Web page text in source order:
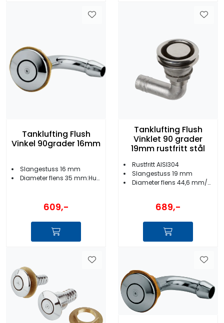
Tanklufting Flush
Vinkel 90grader 16mm
Slangestuss 16 mm
Diameter flens 35 mm:Hulldiameter 26 mm
609,-
Tanklufting Flush
Vinklet 90 grader
19mm rustfritt stål
Rustfritt AISI304
Slangestuss 19 mm
Diameter flens 44,6 mm/Hulldiameter 35 mm
689,-